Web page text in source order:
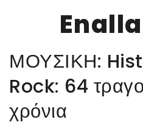
NEWS
ΥΓΕΙΑ
ΜΟΥΣΙΚΗ:
Rock: 64
χρόνια